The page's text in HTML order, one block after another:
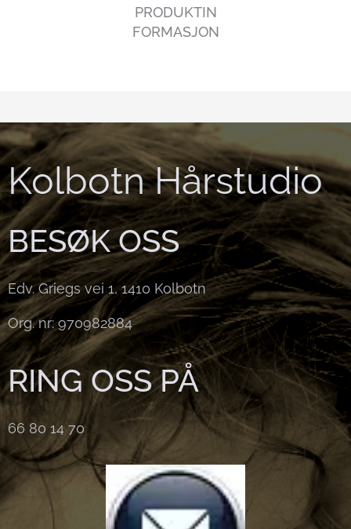
PRODUKTIN
FORMASJON
Kolbotn Hårstudio
BESØK OSS
Edv. Griegs vei 1, 1410 Kolbotn
Org. nr: 970982884
RING OSS PÅ
66 80 14 70